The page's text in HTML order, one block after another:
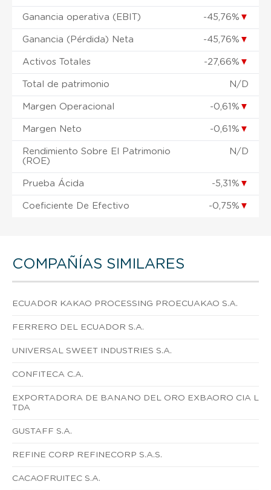
Ganancia operativa (EBIT) -45,76% ▼
Ganancia (Pérdida) Neta -45,76% ▼
Activos Totales -27,66% ▼
Total de patrimonio N/D
Margen Operacional -0,61% ▼
Margen Neto -0,61% ▼
Rendimiento Sobre El Patrimonio
(ROE)
N/D
Prueba Ácida -5,31% ▼
Coeficiente De Efectivo -0,75% ▼
COMPAÑÍAS SIMILARES
ECUADOR KAKAO PROCESSING PROECUAKAO S.A.
FERRERO DEL ECUADOR S.A.
UNIVERSAL SWEET INDUSTRIES S.A.
CONFITECA C.A.
EXPORTADORA DE BANANO DEL ORO EXBAORO CIA L
TDA
GUSTAFF S.A.
REFINE CORP REFINECORP S.A.S.
CACAOFRUITEC S.A.